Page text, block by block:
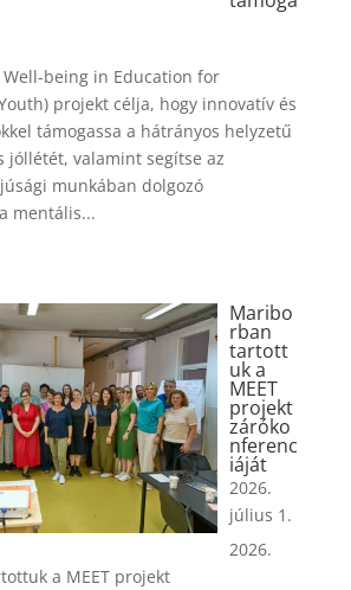
Well-being in Education for
projekt célja, hogy innovatív és
támogassa a hátrányos helyzetű
jóllétét, valamint segítse az
munkában dolgozó
mentális...
Maribo
rban
tartott
uk a
MEET
projekt
záróko
nferenc
iáját
2026.
július 1.
2026.
a MEET projekt